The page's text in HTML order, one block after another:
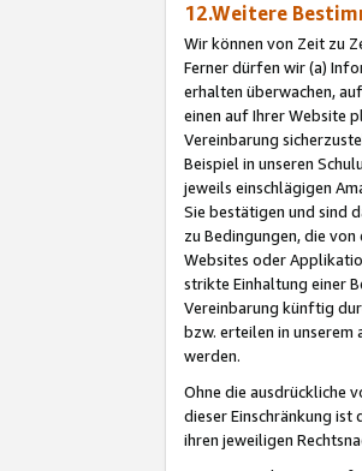
12.Weitere
Wir können von Zeit zu
Ferner dürfen wir (a)
erhalten überwachen,
einen auf Ihrer Website
Vereinbarung
Beispiel in unseren
jeweils einschlägigen
Sie bestätigen und sind
zu Bedingungen, die
Websites oder
strikte Einhaltung einer
Vereinbarung künftig
bzw. erteilen in
werden.
Ohne die ausdrückliche
dieser Einschränkung
ihren jeweiligen